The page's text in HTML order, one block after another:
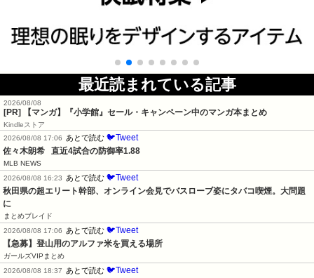
最近読まれている記事
2026/08/08
[PR] 【マンガ】『小学館』セール・キャンペーン中のマンガ本まとめ
Kindleストア
2026/08/08 17:06
あとで読む 🐦Tweet
佐々木朗希   直近4試合の防御率1.88
MLB NEWS
2026/08/08 16:23
あとで読む 🐦Tweet
秋田県の超エリート幹部、オンライン会見でバスローブ姿にタバコ喫煙。大問題
に
まとめブレイド
2026/08/08 17:06
あとで読む 🐦Tweet
【急募】登山用のアルファ米を買える場所
ガールズVIPまとめ
2026/08/08 18:37
あとで読む 🐦Tweet